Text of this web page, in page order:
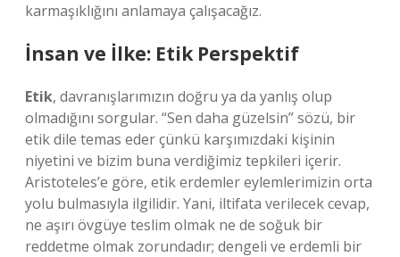
karmaşıklığını anlamaya çalışacağız.
İnsan ve İlke: Etik Perspektif
Etik, davranışlarımızın doğru ya da yanlış olup
olmadığını sorgular. “Sen daha güzelsin” sözü, bir
etik dile temas eder çünkü karşımızdaki kişinin
niyetini ve bizim buna verdiğimiz tepkileri içerir.
Aristoteles’e göre, etik erdemler eylemlerimizin orta
yolu bulmasıyla ilgilidir. Yani, iltifata verilecek cevap,
ne aşırı övgüye teslim olmak ne de soğuk bir
reddetme olmak zorundadır; dengeli ve erdemli bir